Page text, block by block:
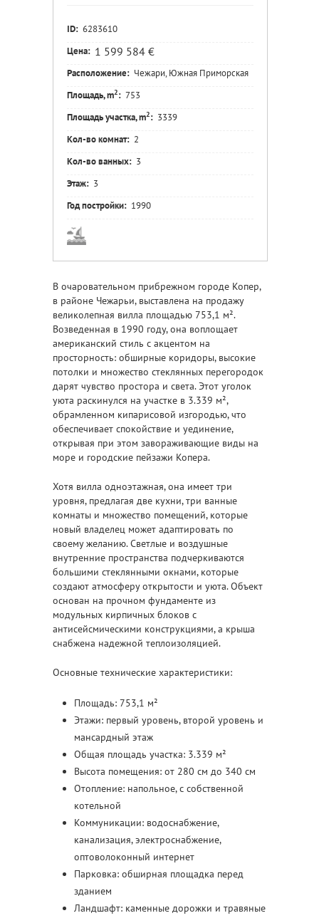
ID: 6283610
Цена: 1 599 584 €
Расположение: Чежари, Южная Приморская
Площадь, m2: 753
Площадь участка, m2: 3339
Кол-во комнат: 2
Кол-во ванных: 3
Этаж: 3
Год постройки: 1990
В очаровательном прибрежном городе Копер,
в районе Чежарьи, выставлена на продажу
великолепная вилла площадью 753,1 м².
Возведенная в 1990 году, она воплощает
американский стиль с акцентом на
просторность: обширные коридоры, высокие
потолки и множество стеклянных перегородок
дарят чувство простора и света. Этот уголок
уюта раскинулся на участке в 3.339 м²,
обрамленном кипарисовой изгородью, что
обеспечивает спокойствие и уединение,
открывая при этом завораживающие виды на
море и городские пейзажи Копера.
Хотя вилла одноэтажная, она имеет три
уровня, предлагая две кухни, три ванные
комнаты и множество помещений, которые
новый владелец может адаптировать по
своему желанию. Светлые и воздушные
внутренние пространства подчеркиваются
большими стеклянными окнами, которые
создают атмосферу открытости и уюта. Объект
основан на прочном фундаменте из
модульных кирпичных блоков с
антисейсмическими конструкциями, а крыша
снабжена надежной теплоизоляцией.
Основные технические характеристики:
Площадь: 753,1 м²
Этажи: первый уровень, второй уровень и
мансардный этаж
Общая площадь участка: 3.339 м²
Высота помещения: от 280 см до 340 см
Отопление: напольное, с собственной
котельной
Коммуникации: водоснабжение,
канализация, электроснабжение,
оптоволоконный интернет
Парковка: обширная площадка перед
зданием
Ландшафт: каменные дорожки и травяные